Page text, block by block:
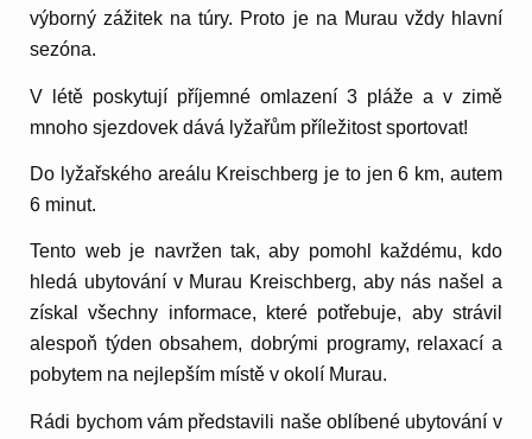
výborný zážitek na túry. Proto je na Murau vždy hlavní
sezóna.
V létě poskytují příjemné omlazení 3 pláže a v zimě
mnoho sjezdovek dává lyžařům příležitost sportovat!
Do lyžařského areálu Kreischberg je to jen 6 km, autem
6 minut.
Tento web je navržen tak, aby pomohl každému, kdo
hledá ubytování v Murau Kreischberg, aby nás našel a
získal všechny informace, které potřebuje, aby strávil
alespoň týden obsahem, dobrými programy, relaxací a
pobytem na nejlepším místě v okolí Murau.
Rádi bychom vám představili naše oblíbené ubytování v